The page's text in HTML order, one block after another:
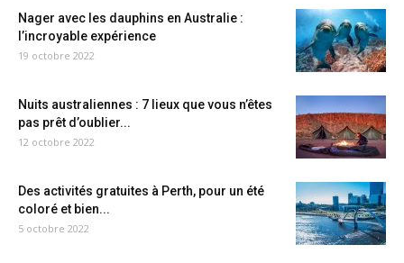
Nager avec les dauphins en Australie :
l’incroyable expérience
19 octobre 2022
Nuits australiennes : 7 lieux que vous n’êtes
pas prêt d’oublier...
12 octobre 2022
Des activités gratuites à Perth, pour un été
coloré et bien...
5 octobre 2022